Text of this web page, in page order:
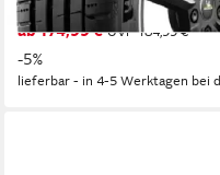
Produktdatenblatt
ab 174,99 € UVP184,99 €
-5%
lieferbar - in 4-5 Werktagen bei